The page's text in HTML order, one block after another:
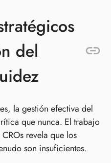
del
la gestión efectiva del
que nunca. El trabajo
revela que los
son insuficientes.